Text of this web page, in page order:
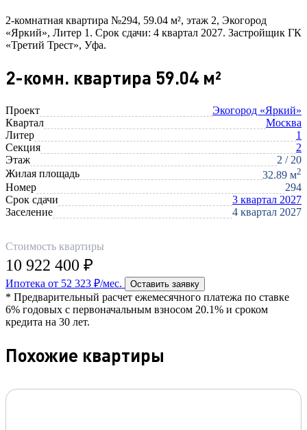
2-комнатная квартира №294, 59.04 м², этаж 2, Экогород
«Яркий», Литер 1. Срок сдачи: 4 квартал 2027. Застройщик ГК
«Третий Трест», Уфа.
2-комн. квартира 59.04 м²
Проект
Экогород «Яркий»
Квартал
Москва
Литер
1
Секция
2
Этаж
2 / 20
Жилая площадь
32.89 м2
Номер
294
Срок сдачи
3 квартал 2027
Заселение
4 квартал 2027
Стоимость квартиры
10 922 400 ₽
Ипотека от 52 323 ₽/мес. Оставить заявку
* Предварительный расчет ежемесячного платежа по ставке
6% годовых с первоначальным взносом 20.1% и сроком
кредита на 30 лет.
Похожие квартиры